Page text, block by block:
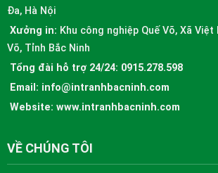
Đa, Hà Nội
Xưởng in: Khu công nghiệp Quế Võ, Xã Việt
Võ, Tỉnh Bắc Ninh
Tổng đài hỗ trợ 24/24: 0915.278.598
Email: info@intranhbacninh.com
Website: www.intranhbacninh.com
VỀ CHÚNG TÔI